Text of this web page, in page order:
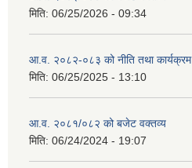
मिति: 06/25/2026 - 09:34
आ.व. २०८२-०८३ को नीति तथा कार्यक्रम
मिति: 06/25/2025 - 13:10
आ.व. २०८१/०८२ को बजेट वक्तव्य
मिति: 06/24/2024 - 19:07